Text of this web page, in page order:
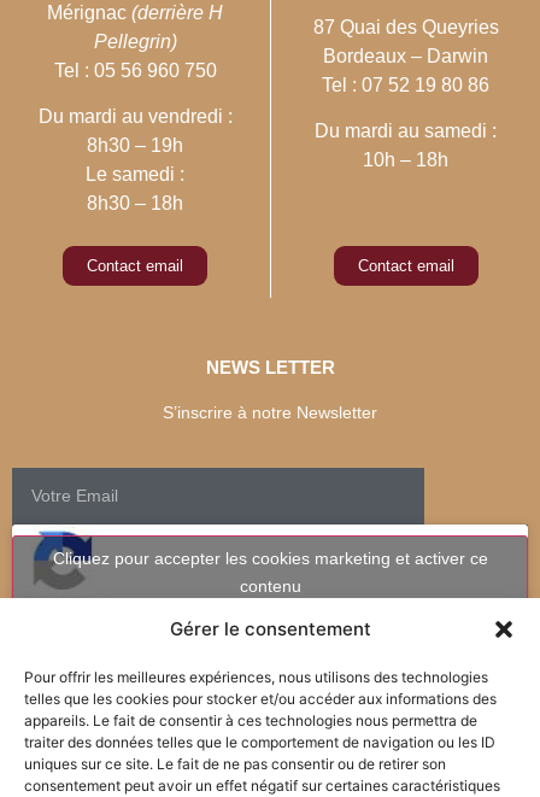
Gérer le consentement
Pour offrir les meilleures expériences, nous utilisons des technologies
telles que les cookies pour stocker et/ou accéder aux informations des
appareils. Le fait de consentir à ces technologies nous permettra de
traiter des données telles que le comportement de navigation ou les ID
uniques sur ce site. Le fait de ne pas consentir ou de retirer son
consentement peut avoir un effet négatif sur certaines caractéristiques
Mérignac (derrière H
Pellegrin)
Tel : 05 56 960 750
Du mardi au vendredi :
8h30 – 19h
Le samedi :
8h30 – 18h
Contact email
87 Quai des Queyries
Bordeaux – Darwin
Tel : 07 52 19 80 86
Du mardi au samedi :
10h – 18h
Contact email
NEWS LETTER
S’inscrire à notre Newsletter
Cliquez pour accepter les cookies marketing et activer ce
contenu